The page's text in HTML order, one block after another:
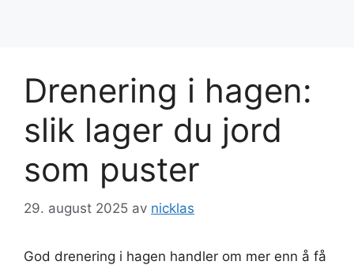
Drenering i hagen:
slik lager du jord
som puster
29. august 2025 av nicklas
God drenering i hagen handler om mer enn å få